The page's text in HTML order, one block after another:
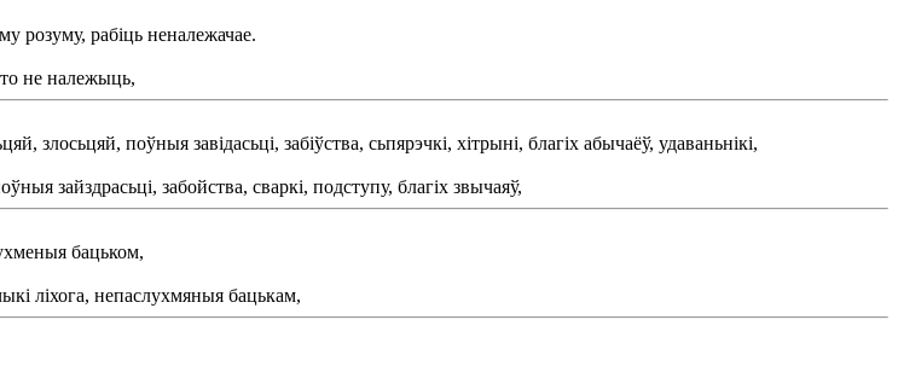
розуму, рабіць неналежачае.
не належыць,
поўныя завідасьці, забіўства, сьпярэчкі, хітрыні, благіх абычаёў, удаваньнікі,
зайздрасьці, забойства, сваркі, подступу, благіх звычаяў,
бацьком,
ліхога, непаслухмяныя бацькам,